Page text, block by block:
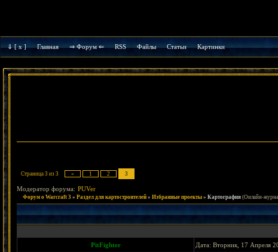
⇓ [ x ] Главная ⇒ Форум ⇐ RSS Файлы Cтатьи Картинки
Страница 3 из 3 « 1 2 3
Модератор форума: PUVer
Форум о Warcraft 3 » Раздел для картостроителей » Избранные проекты » Картография (Онлайн-
PitFighter Дата: Вторник, 17 Апреля